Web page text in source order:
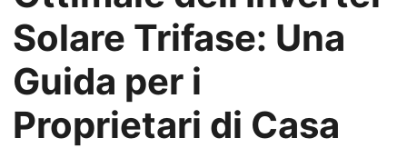
Solare Trifase: Una
Guida per i
Proprietari di Casa